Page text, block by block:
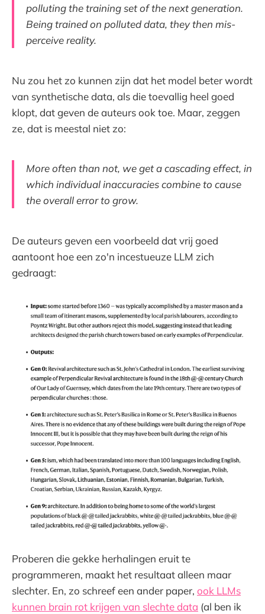
polluting the training set of the next generation.
Being trained on polluted data, they then mis-
perceive reality.
Nu zou het zo kunnen zijn dat het model beter wordt
van synthetische data, als die toevallig heel goed
klopt, dat geven de auteurs ook toe. Maar, zeggen
ze, dat is meestal niet zo:
More often than not, we get a cascading effect, in
which individual inaccuracies combine to cause
the overall error to grow.
De auteurs geven een voorbeeld dat vrij goed
aantoont hoe een zo'n incestueuze LLM zich
gedraagt:
Proberen die gekke herhalingen eruit te
programmeren, maakt het resultaat alleen maar
slechter. En, zo schreef een ander paper, ook LLMs
kunnen brain rot krijgen van slechte data (al ben ik